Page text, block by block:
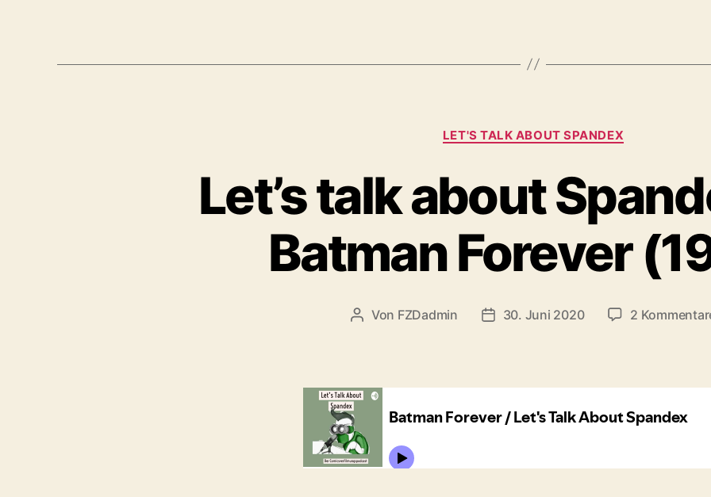
Kategorien
LET'S TALK ABOUT SPANDEX
Let’s talk about
Batman Forever
Beitragsautor
Von FZDadmin Veröffentlichungsdatum
30. Juni 2020 2